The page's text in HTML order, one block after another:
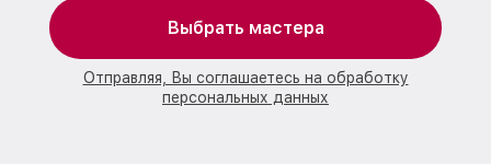
Выбрать мастера
Отправляя, Вы соглашаетесь на обработку
персональных данных